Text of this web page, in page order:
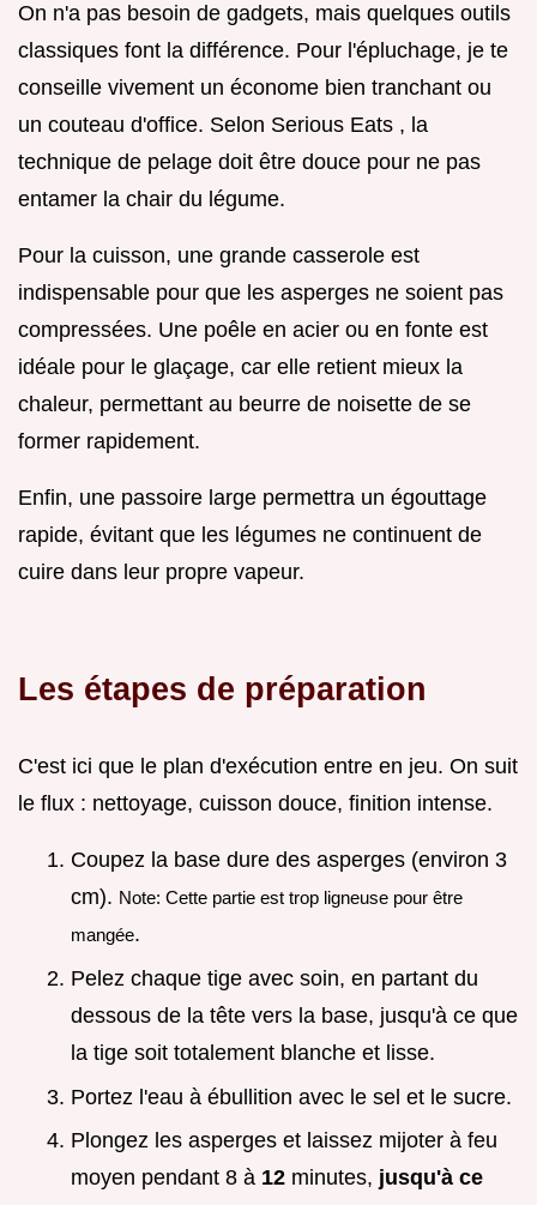
On n'a pas besoin de gadgets, mais quelques outils
classiques font la différence. Pour l'épluchage, je te
conseille vivement un économe bien tranchant ou
un couteau d'office. Selon Serious Eats , la
technique de pelage doit être douce pour ne pas
entamer la chair du légume.
Pour la cuisson, une grande casserole est
indispensable pour que les asperges ne soient pas
compressées. Une poêle en acier ou en fonte est
idéale pour le glaçage, car elle retient mieux la
chaleur, permettant au beurre de noisette de se
former rapidement.
Enfin, une passoire large permettra un égouttage
rapide, évitant que les légumes ne continuent de
cuire dans leur propre vapeur.
Les étapes de préparation
C'est ici que le plan d'exécution entre en jeu. On suit
le flux : nettoyage, cuisson douce, finition intense.
Coupez la base dure des asperges (environ 3
cm). Note: Cette partie est trop ligneuse pour être
mangée.
Pelez chaque tige avec soin, en partant du
dessous de la tête vers la base, jusqu'à ce que
la tige soit totalement blanche et lisse.
Portez l'eau à ébullition avec le sel et le sucre.
Plongez les asperges et laissez mijoter à feu
moyen pendant 8 à 12 minutes, jusqu'à ce